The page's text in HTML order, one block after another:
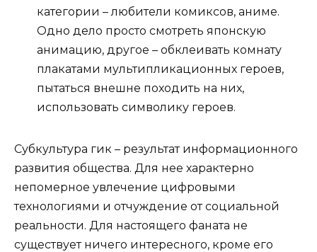
категории – любители комиксов, аниме.
Одно дело просто смотреть японскую
анимацию, другое – обклеивать комнату
плакатами мультипликационных героев,
пытаться внешне походить на них,
использовать символику героев.
Субкультура гик – результат информационного
развития общества. Для нее характерно
непомерное увлечение цифровыми
технологиями и отчуждение от социальной
реальности. Для настоящего фаната не
существует ничего интересного, кроме его